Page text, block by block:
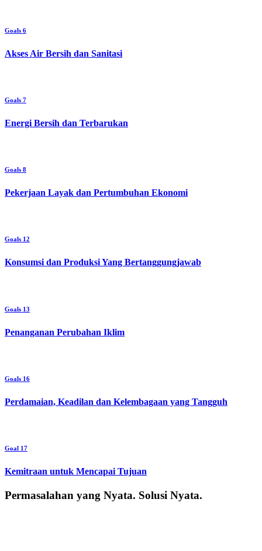
Goals 6
Akses Air Bersih dan Sanitasi
Goals 7
Energi Bersih dan Terbarukan
Goals 8
Pekerjaan Layak dan Pertumbuhan Ekonomi
Goals 12
Konsumsi dan Produksi Yang Bertanggungjawab
Goals 13
Penanganan Perubahan Iklim
Goals 16
Perdamaian, Keadilan dan Kelembagaan yang Tangguh
Goal 17
Kemitraan untuk Mencapai Tujuan
Permasalahan yang Nyata. Solusi Nyata.